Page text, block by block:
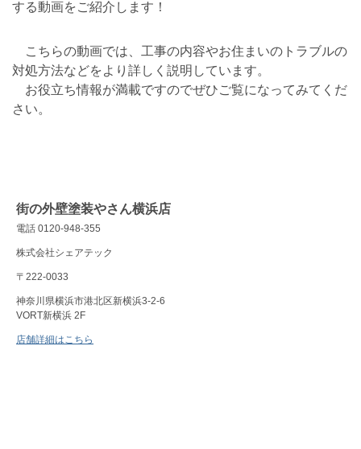
する動画をご紹介します！
こちらの動画では、工事の内容やお住まいのトラブルの
対処方法などをより詳しく説明しています。
お役立ち情報が満載ですのでぜひご覧になってみてくだ
さい。
街の外壁塗装やさん横浜店
電話 0120-948-355
株式会社シェアテック
〒222-0033
神奈川県横浜市港北区新横浜3-2-6
VORT新横浜 2F
店舗詳細はこちら